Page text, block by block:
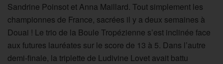
Sandrine Poinsot et Anna Maillard. Tout simplement les
championnes de France, sacrées il y a deux semaines à
Douai ! Le trio de la Boule Tropézienne s’est inclinée face
aux futures lauréates sur le score de 13 à 5. Dans l’autre
demi-finale, la triplette de Ludivine Lovet avait battu